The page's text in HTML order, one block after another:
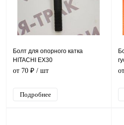
Болт для опорного катка
HITACHI EX30
от 70 ₽ / шт
Подробнее